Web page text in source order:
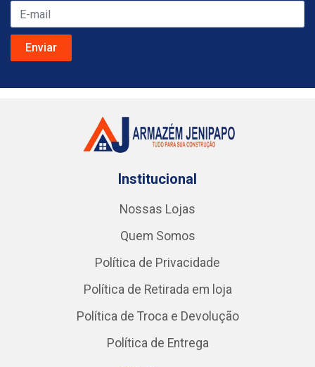
Institucional
Nossas Lojas
Quem Somos
Política de Privacidade
Política de Retirada em loja
Política de Troca e Devolução
Política de Entrega